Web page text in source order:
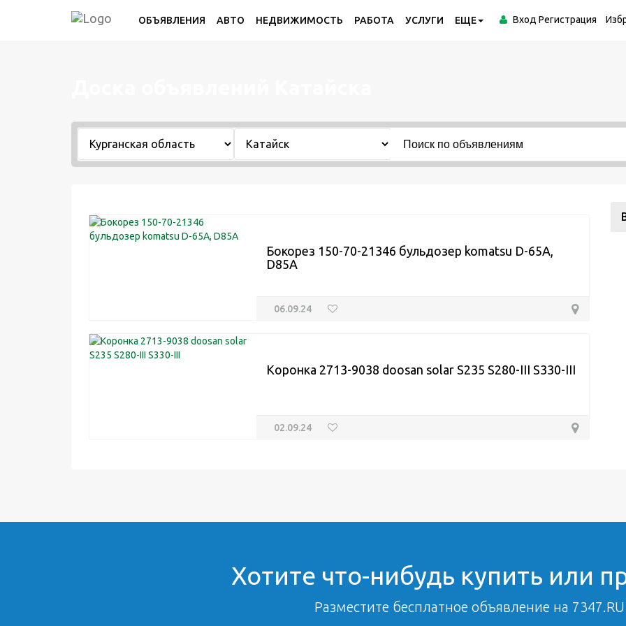
ОБЪЯВЛЕНИЯ АВТО НЕДВИЖИМОСТЬ РАБОТА УСЛУГИ ЕЩЕ Вход Регистрация
Бокорез 150-70-21346 бульдозер komatsu D-65A,
D85A
06.09.24
Коронка 2713-9038 doosan solar S235 S280-III S330-III
02.09.24
Хотите что-нибудь купить или
Разместите бесплатное объявление на 7347.RU